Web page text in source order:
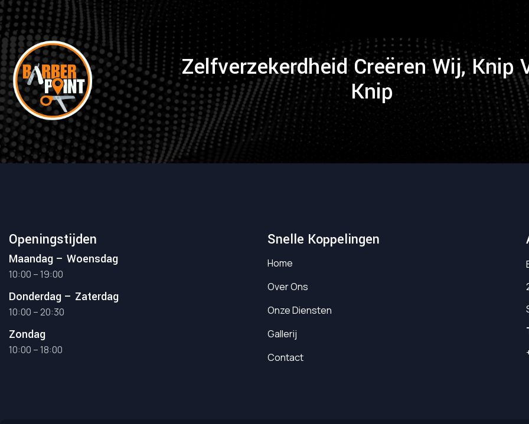
Zelfverzekerdheid Creëren Wij, Knip
Knip
Openingstijden
Maandag – Woensdag
10:00 – 19:00
Donderdag – Zaterdag
10:00 – 20:30
Zondag
10:00 – 18:00
Snelle Koppelingen
Home
Over Ons
Onze Diensten
Gallerij
Contact